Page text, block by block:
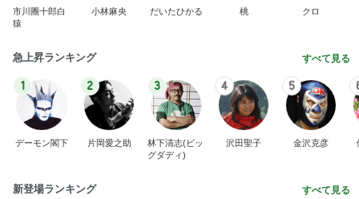
市川團十郎白
猿
小林麻央 だいたひかる 桃 クロ
急上昇ランキング すべて見る
1
デーモン閣下
2
片岡愛之助
3
林下清志(ビッ
グダディ)
4
沢田聖子
5
金沢克彦
新登場ランキング すべて見る